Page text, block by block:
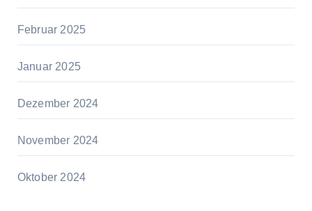
Februar 2025
Januar 2025
Dezember 2024
November 2024
Oktober 2024